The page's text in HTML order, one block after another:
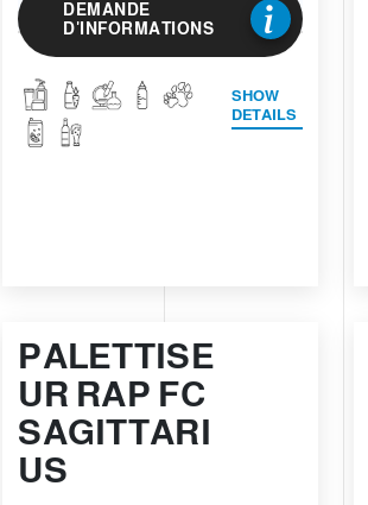
DEMANDE
D'INFORMATIONS
SHOW
DETAILS
PALETTISE
UR RAP FC
SAGITTARI
US